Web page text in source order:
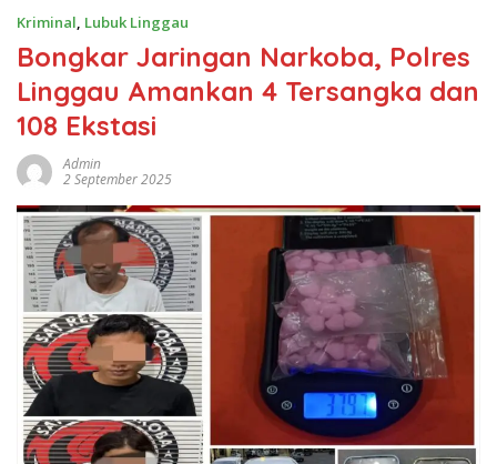
Kriminal, Lubuk Linggau
Bongkar Jaringan Narkoba, Polres
Linggau Amankan 4 Tersangka dan
108 Ekstasi
Admin
2 September 2025